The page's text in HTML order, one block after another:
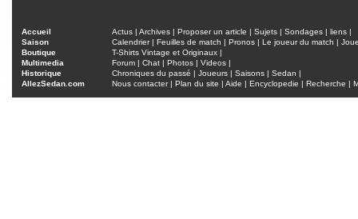
Accueil Actus | Archives | Proposer un article | Sujets | Sondages | liens |
Saison
Calendrier| Feuilles de match | Pronos | Le joueur du match |
Boutique
T-Shirts Vintage et Originaux |
Multimedia
Forum | Chat | Photos | Videos |
Historique
Chroniques du passé | Joueurs | Saisons | Sedan |
AllezSedan.com
Nous contacter| Plan du site | Aide | Encyclopedie | Recherche |